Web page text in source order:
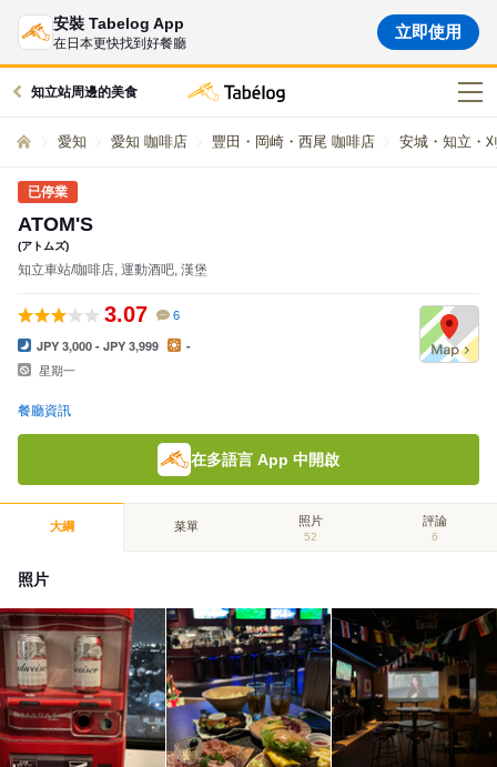
安裝 Tabelog App
在日本更快找到好餐廳
立即使用
知立站周邊的美食
愛知 愛知 咖啡店 豐田・岡崎・西尾 咖啡店 安城・知立・
已停業
ATOM'S
(アトムズ)
知立車站/咖啡店, 運動酒吧, 漢堡
3.07 6
JPY 3,000 - JPY 3,999 -
星期一
餐廳資訊
在多語言 App 中開啟
大綱 菜單 照片
52
評論
6
照片